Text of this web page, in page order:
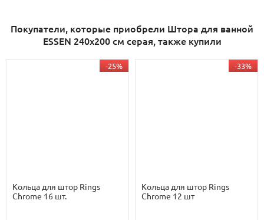
Покупатели, которые приобрели Штора для ванной
ESSEN 240х200 см серая, также купили
-25%
Кольца для штор Rings
Chrome 16 шт.
-33%
Кольца для штор Rings
Chrome 12 шт